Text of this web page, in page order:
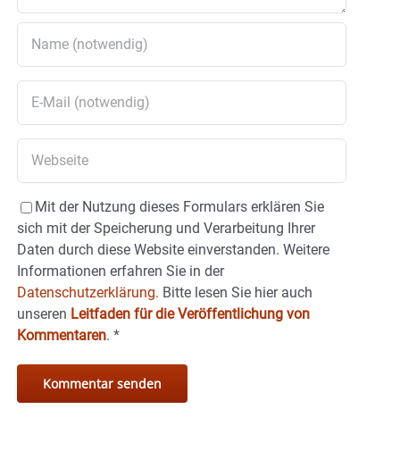
Mit der Nutzung dieses Formulars erklären Sie
sich mit der Speicherung und Verarbeitung Ihrer
Daten durch diese Website einverstanden. Weitere
Informationen erfahren Sie in der
Datenschutzerklärung. Bitte lesen Sie hier auch
unseren Leitfaden für die Veröffentlichung von
Kommentaren. *